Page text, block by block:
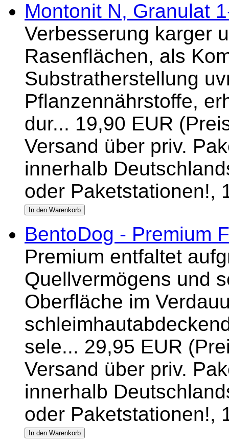
Montonit N, Granulat
Verbesserung karger
Rasenflächen, als
Substratherstellung
Pflanzennährstoffe,
dur... 19,90 EUR
Versand über priv.
innerhalb
oder Paketstationen!,
BentoDog - Premium
Premium entfaltet
Quellvermögens und
Oberfläche im
sele... 29,95 EUR
Versand über priv.
innerhalb
oder Paketstationen!,